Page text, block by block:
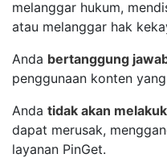
melanggar hukum,
atau melanggar hak
Anda bertanggung
penggunaan konten
Anda tidak akan
dapat merusak,
layanan PinGet.